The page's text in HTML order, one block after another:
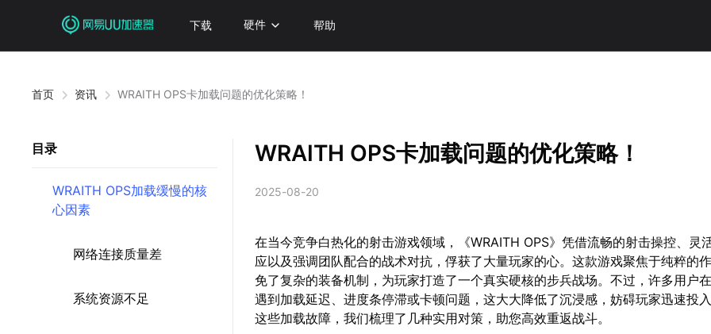
下载 硬件 帮助
首页 资讯 WRAITH OPS卡加载问题的优化策略！
目录
WRAITH OPS加载缓慢的核
心因素
网络连接质量差
系统资源不足
WRAITH OPS卡加载问题的优化策略！
2025-08-20
在当今竞争白热化的射击游戏领域，《WRAITH OPS》凭借流畅的射击操控、灵
应以及强调团队配合的战术对抗，俘获了大量玩家的心。这款游戏聚焦于纯粹的
免了复杂的装备机制，为玩家打造了一个真实硬核的步兵战场。不过，许多用户
遇到加载延迟、进度条停滞或卡顿问题，这大大降低了沉浸感，妨碍玩家迅速投
这些加载故障，我们梳理了几种实用对策，助您高效重返战斗。